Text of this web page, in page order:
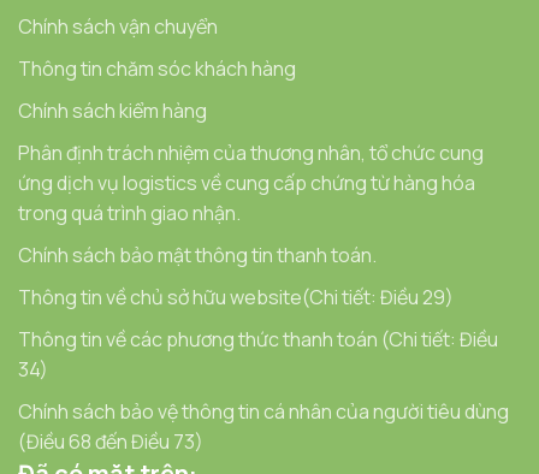
Chính sách vận chuyển
Thông tin chăm sóc khách hàng
Chính sách kiểm hàng
Phân định trách nhiệm của thương nhân, tổ chức cung
ứng dịch vụ logistics về cung cấp chứng từ hàng hóa
trong quá trình giao nhận.
Chính sách bảo mật thông tin thanh toán.
Thông tin về chủ sở hữu website(Chi tiết: Điều 29)
Thông tin về các phương thức thanh toán (Chi tiết: Điều
34)
Chính sách bảo vệ thông tin cá nhân của người tiêu dùng
(Điều 68 đến Điều 73)